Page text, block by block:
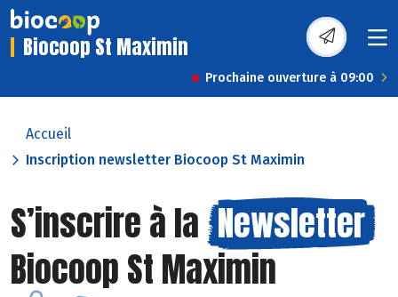
Biocoop St Maximin
Prochaine ouverture à 09:00
Accueil
Inscription newsletter Biocoop St Maximin
S’inscrire à la Newsletter
Biocoop St Maximin